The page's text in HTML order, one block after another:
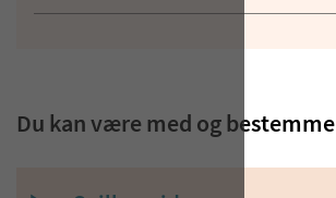
Du kan være med og bestemme